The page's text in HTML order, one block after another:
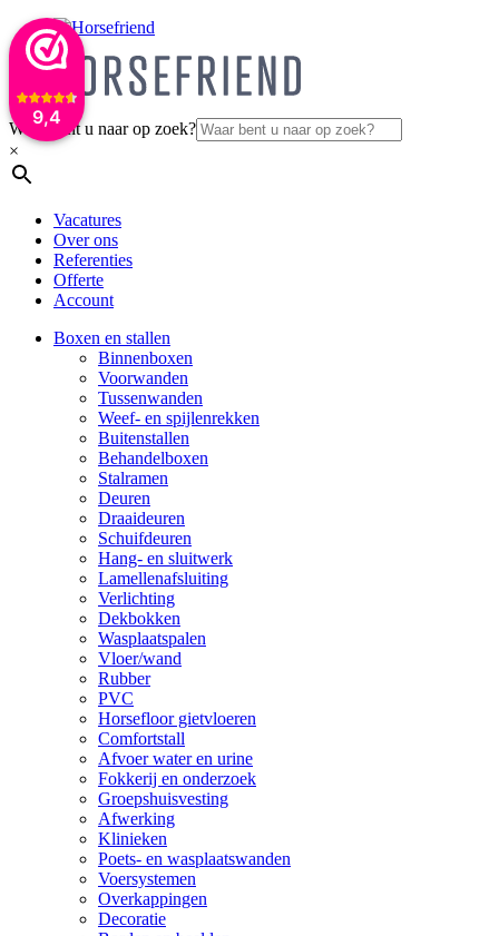
9,4
Waar bent u naar op zoek?
×
Vacatures
Over ons
Referenties
Offerte
Account
Boxen en stallen
Binnenboxen
Voorwanden
Tussenwanden
Weef- en spijlenrekken
Buitenstallen
Behandelboxen
Stalramen
Deuren
Draaideuren
Schuifdeuren
Hang- en sluitwerk
Lamellenafsluiting
Verlichting
Dekbokken
Wasplaatspalen
Vloer/wand
Rubber
PVC
Horsefloor gietvloeren
Comfortstall
Afvoer water en urine
Fokkerij en onderzoek
Groepshuisvesting
Afwerking
Klinieken
Poets- en wasplaatswanden
Voersystemen
Overkappingen
Decoratie